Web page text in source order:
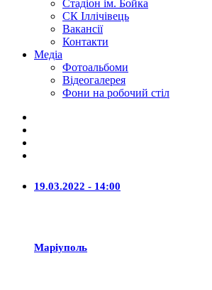
Стадіон ім. Бойка
СК Іллічівець
Вакансії
Контакти
Медіа
Фотоальбоми
Відеогалерея
Фони на робочий стіл
19.03.2022 - 14:00
Маріуполь